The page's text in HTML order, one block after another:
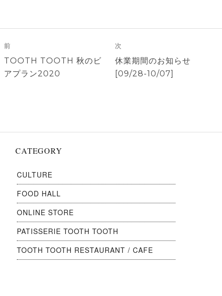
稿
ナ
ビ
ョ
前
前
の
TOOTH TOOTH 秋のビ
アプラン2020
次
次
の
休業期間のお知らせ
[09/28-10/07]
CATEGORY
CULTURE
FOOD HALL
ONLINE STORE
PATISSERIE TOOTH TOOTH
TOOTH TOOTH RESTAURANT / CAFE